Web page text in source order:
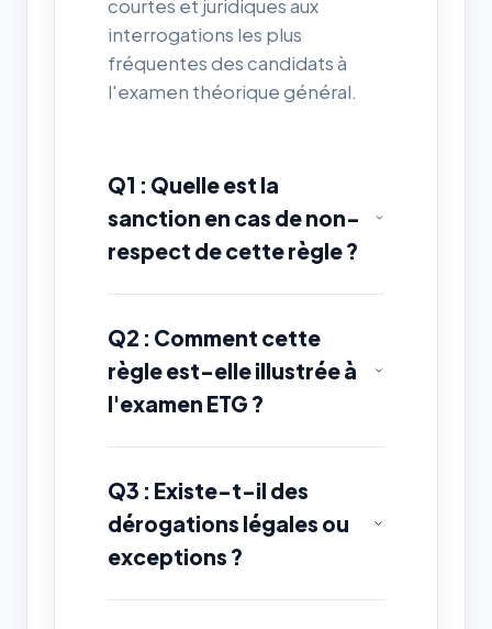
courtes et juridiques aux
interrogations les plus
fréquentes des candidats à
l'examen théorique général.
Q1 : Quelle est la
sanction en cas de non-
respect de cette règle ?
Q2 : Comment cette
règle est-elle illustrée à
l'examen ETG ?
Q3 : Existe-t-il des
dérogations légales ou
exceptions ?